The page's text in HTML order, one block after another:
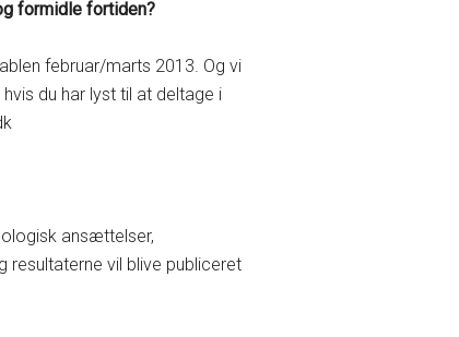
formidle fortiden?
februar/marts 2013. Og vi
du har lyst til at deltage i
ansættelser,
resultaterne vil blive publiceret